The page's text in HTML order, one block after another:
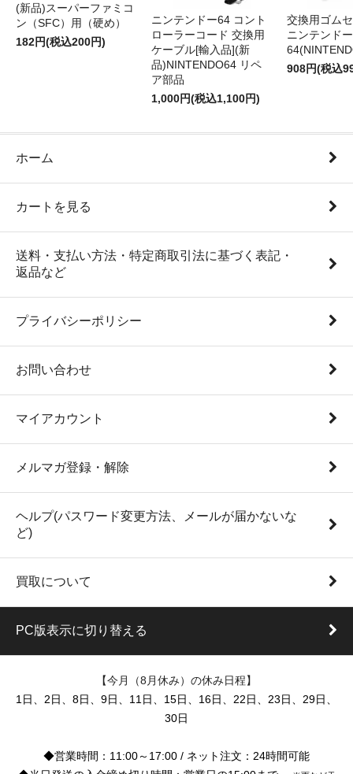
(新品)スーパーファミコ
ン（SFC）用（硬め）
182円(税込200円)
ニンテンドー64 コント
ローラーコード 交換用
ケーブル[輸入品](新
品)NINTENDO64 リペ
ア部品
1,000円(税込1,100円)
交換用ゴム
ニンテンドー
908円(税込
ホーム
カートを見る
送料・支払い方法・特定商取引法に基づく表記・
返品など
プライバシーポリシー
お問い合わせ
マイアカウント
メルマガ登録・解除
ヘルプ(パスワード変更方法、メールが届かないな
ど)
買取について
PC版表示に切り替える
【今月（8月休み）の休み日程】
1日、2日、8日、9日、11日、15日、16日、22日、23日、29日、
30日
◆営業時間：11:00～17:00 / ネット注文：24時間可能